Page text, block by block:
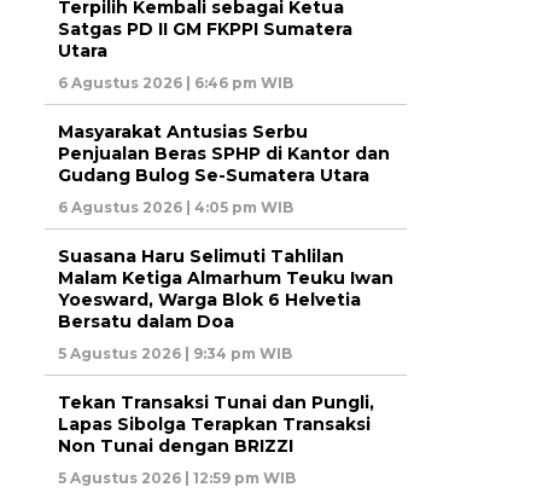
Terpilih Kembali sebagai Ketua
Satgas PD II GM FKPPI Sumatera
Utara
6 Agustus 2026 | 6:46 pm WIB
Masyarakat Antusias Serbu
Penjualan Beras SPHP di Kantor dan
Gudang Bulog Se-Sumatera Utara
6 Agustus 2026 | 4:05 pm WIB
Suasana Haru Selimuti Tahlilan
Malam Ketiga Almarhum Teuku Iwan
Yoesward, Warga Blok 6 Helvetia
Bersatu dalam Doa
5 Agustus 2026 | 9:34 pm WIB
Tekan Transaksi Tunai dan Pungli,
Lapas Sibolga Terapkan Transaksi
Non Tunai dengan BRIZZI
5 Agustus 2026 | 12:59 pm WIB